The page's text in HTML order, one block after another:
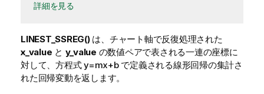
詳細を見る
LINEST_SSREG()は、チャート軸で反復処理された
x_value と y_value の数値ペアで表される一連の座標に
対して、方程式y=mx+bで定義される線形回帰の集計さ
れた回帰変動を返します。